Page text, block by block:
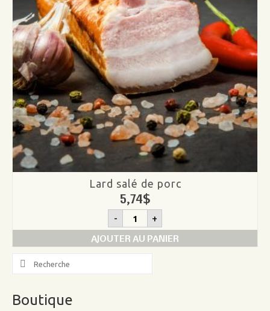
Lard salé de porc
5,74$
- quantité
de
Lard
salé
de
+
AJOUTER AU PANIER
Search
for:
Boutique